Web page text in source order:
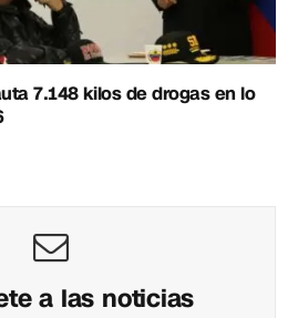
7.148 kilos de drogas en lo
a las noticias